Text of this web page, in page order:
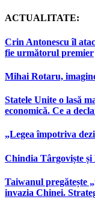
ACTUALITATE:
Crin Antonescu îl
fie următorul premier
Mihai Rotaru,
Statele Unite o lasă
economică. Ce a
„Legea împotriva
Chindia Târgoviște și
Taiwanul pregătește
invazia Chinei.